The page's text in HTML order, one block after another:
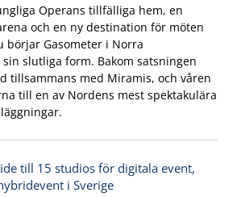
Operans tillfälliga hem, en
och en ny destination för möten
börjar Gasometer i Norra
slutliga form. Bakom satsningen
tillsammans med Miramis, och våren
till en av Nordens mest spektakulära